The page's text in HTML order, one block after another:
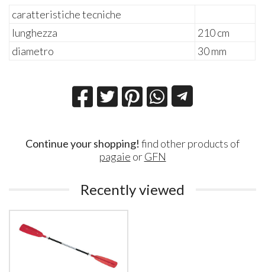
caratteristiche tecniche
lunghezza
210 cm
diametro
30 mm
Continue your shopping! find other products of
pagaie orGFN
Recently viewed